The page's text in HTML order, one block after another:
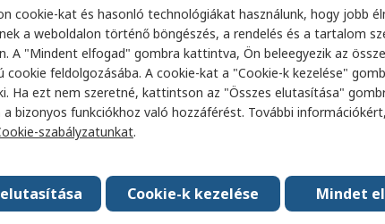
válassza ki jutalmát!
értékben vásárol RS PRO termékeket, INGYENES RS
összértéke, annál értékesebb RS PRO
1. – 2027. március 30.
cookie-kat és hasonló technológiákat használunk, hogy jobb
a weboldalon történő böngészés, a rendelés és a tartalom
A "Mindent elfogad" gombra kattintva, Ön beleegyezik az
cookie feldolgozásába. A cookie-kat a "Cookie-k kezelése"
Ha ezt nem szeretné, kattintson az "Összes elutasítása"
bizonyos funkciókhoz való hozzáférést. További
szabályzatunkat.
Mindet
Cookie-k kezelése
elutasítása